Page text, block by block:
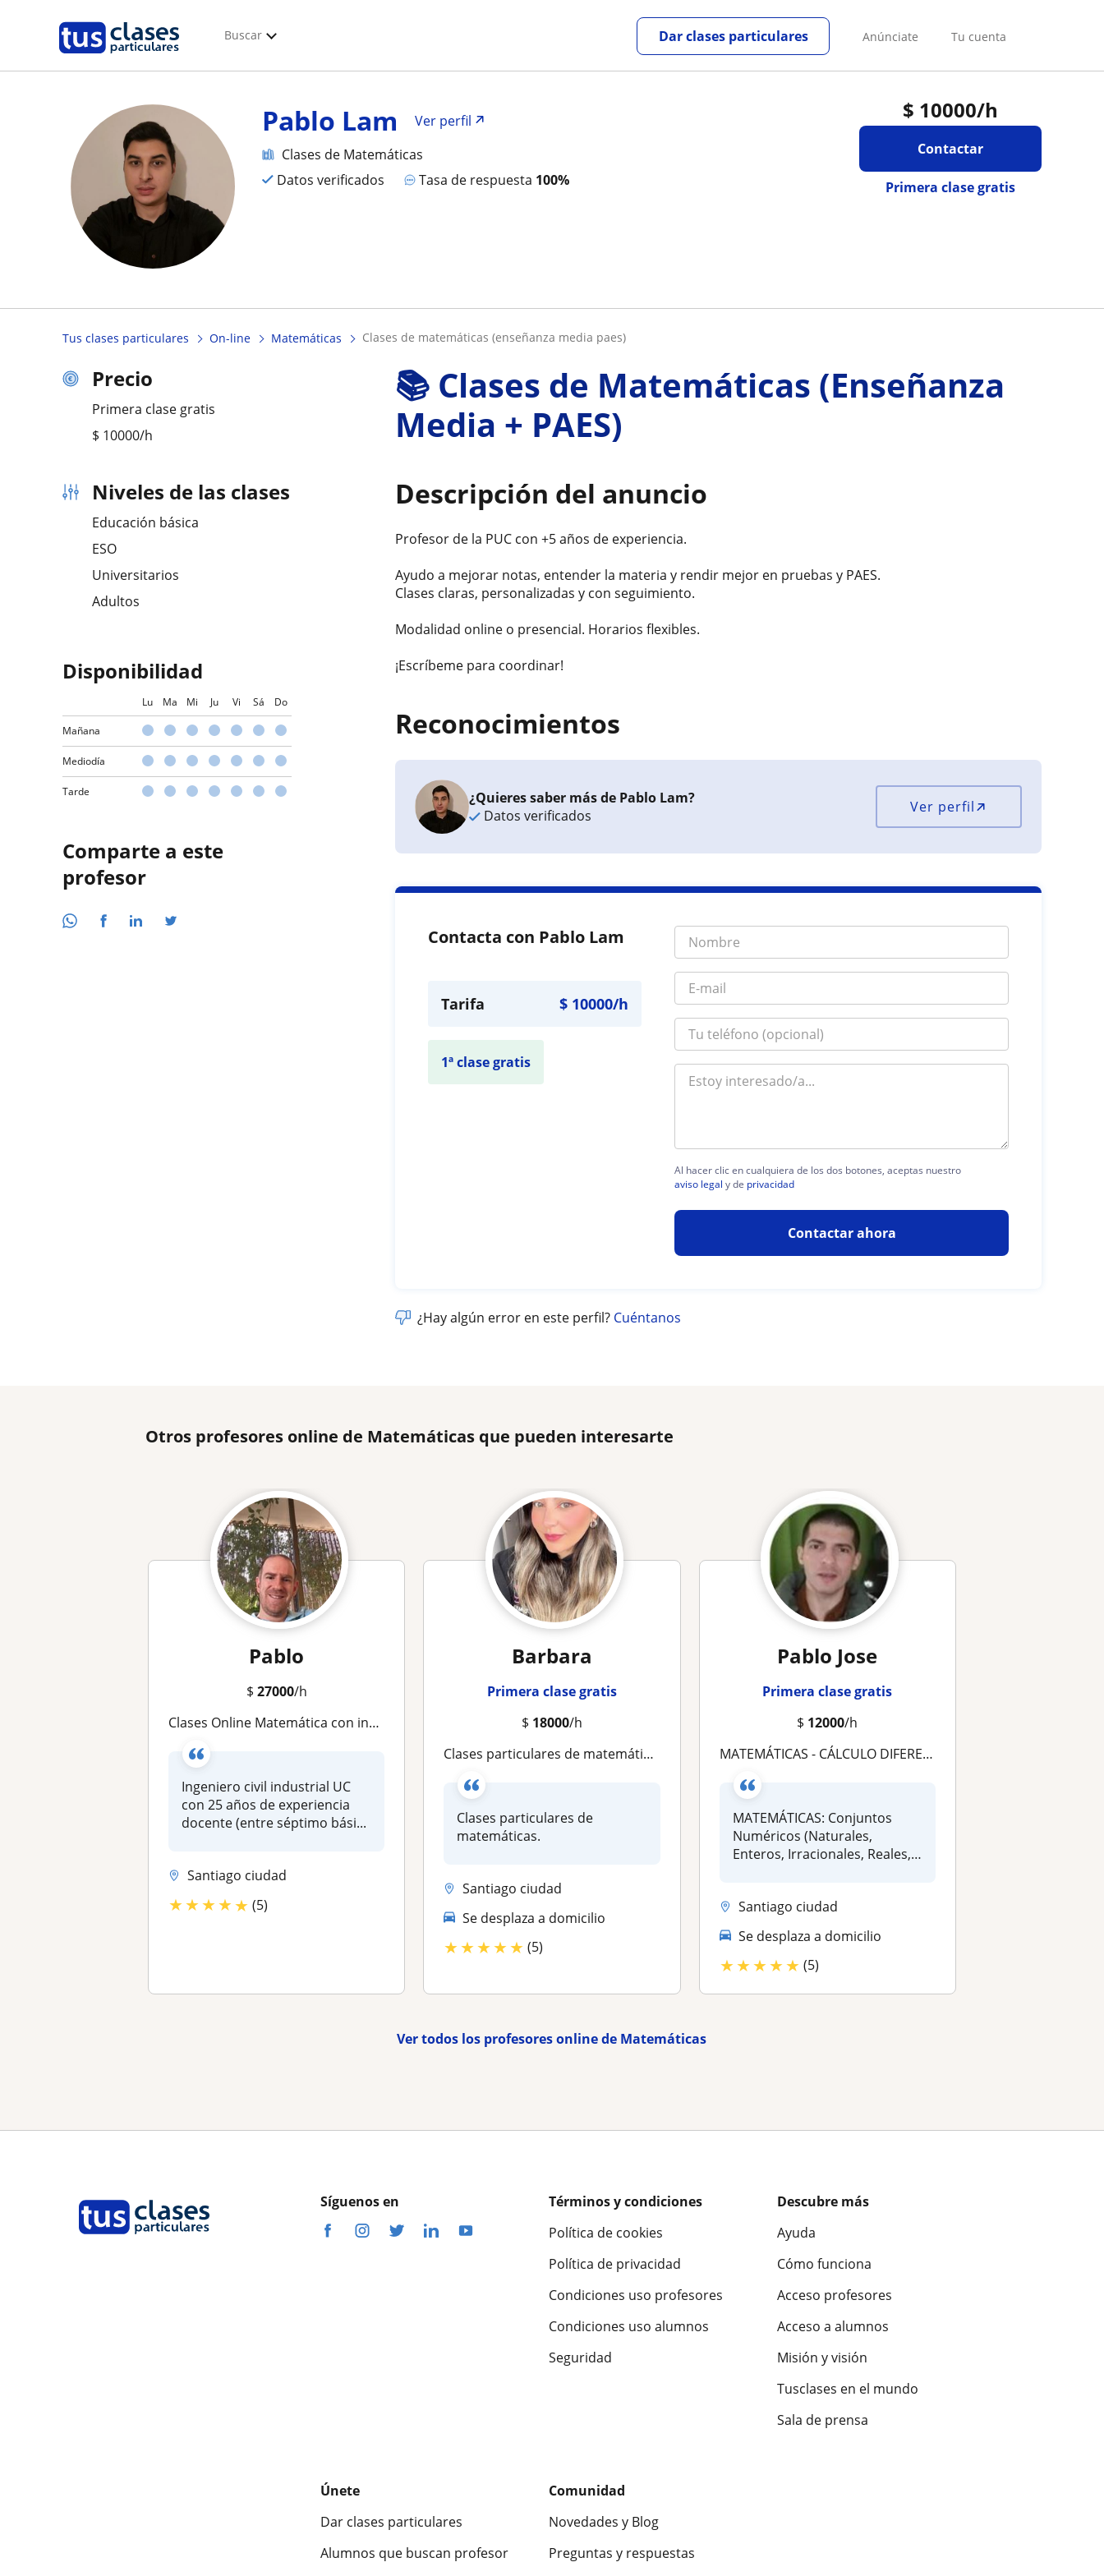
Buscar Anúnciate Tu cuenta
Dar clases particulares
$ 10000/h
Contactar
Primera clase gratis
Pablo Lam
Ver perfil
Clases de Matemáticas
Datos verificados
Tasa de respuesta 100%
Tus clases particulares On-line Matemáticas clases de matemáticas (enseñanza media paes)
Precio
Primera clase gratis
$ 10000/h
Niveles de las clases
Educación básica
ESO
Universitarios
Adultos
Disponibilidad
Lu Ma Mi Ju Vi Sá Do
Mañana
Mediodía
Tarde
Comparte a este
profesor
📚 Clases de Matemáticas (Enseñanza
Media + PAES)
Descripción del anuncio
Profesor de la PUC con +5 años de experiencia.
Ayudo a mejorar notas, entender la materia y rendir mejor en pruebas y PAES.
Clases claras, personalizadas y con seguimiento.
Modalidad online o presencial. Horarios flexibles.
¡Escríbeme para coordinar!
Reconocimientos
¿Quieres saber más de Pablo Lam?
Datos verificados
Ver perfil
Contacta con Pablo Lam
Tarifa $ 10000/h
1ª clase gratis
Al hacer clic en cualquiera de los dos botones, aceptas nuestro
aviso legal y de privacidad
Contactar ahora
¿Hay algún error en este perfil? Cuéntanos
Otros profesores online de Matemáticas que pueden interesarte
Pablo
$ 27000/h
Clases Online Matemática con ingeniero civil UC. Amplia experiencia y dedicación. Cupos 2027 para apoyo en matemática y preparación de la PAES
Ingeniero civil industrial UC
con 25 años de experiencia
docente (entre séptimo bási...
Santiago ciudad
★★★★★ (5)
Barbara
Primera clase gratis
$ 18000/h
Clases particulares de matemáticas
Clases particulares de
matemáticas.
Santiago ciudad
Se desplaza a domicilio
★★★★★ (5)
Pablo Jose
Primera clase gratis
$ 12000/h
MATEMÁTICAS - CÁLCULO DIFERENCIAL E INTEGRAL - CÁLCULO VECTORIAL - ECUACIONES DIFERENCIALES
MATEMÁTICAS: Conjuntos
Numéricos (Naturales,
Enteros, Irracionales, Reales,
Santiago ciudad
Se desplaza a domicilio
★★★★★ (5)
Ver todos los profesores online de Matemáticas
Síguenos en
Términos y condiciones
Política de cookies
Política de privacidad
Condiciones uso profesores
Condiciones uso alumnos
Seguridad
Descubre más
Ayuda
Cómo funciona
Acceso profesores
Acceso a alumnos
Misión y visión
Tusclases en el mundo
Sala de prensa
Únete
Dar clases particulares
Alumnos que buscan profesor
Comunidad
Novedades y Blog
Preguntas y respuestas